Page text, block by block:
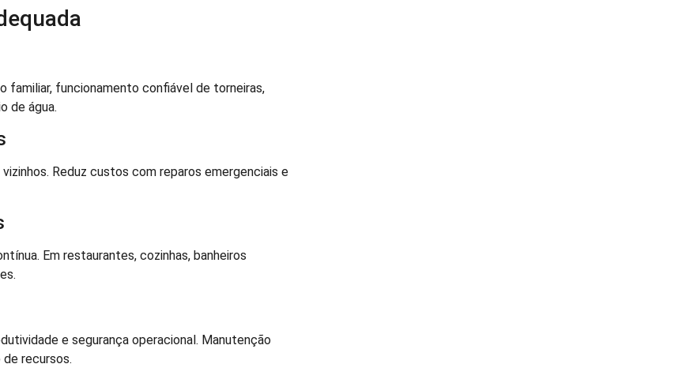
familiar, funcionamento confiável de torneiras,
de água.
Reduz custos com reparos emergenciais e
Em restaurantes, cozinhas, banheiros
e segurança operacional. Manutenção
recursos.